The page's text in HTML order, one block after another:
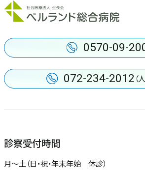
診察受付時間
月〜土（日・祝・年末年始 休診）
0570-09-
072-234-2012 （